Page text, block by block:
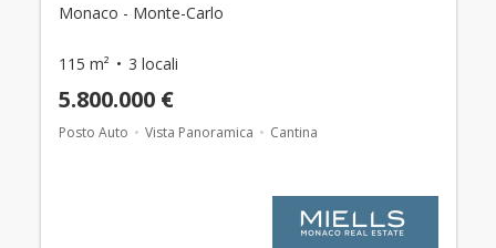
Monaco - Monte-Carlo
115 m² 3 locali
5.800.000 €
Posto Auto Vista Panoramica Cantina